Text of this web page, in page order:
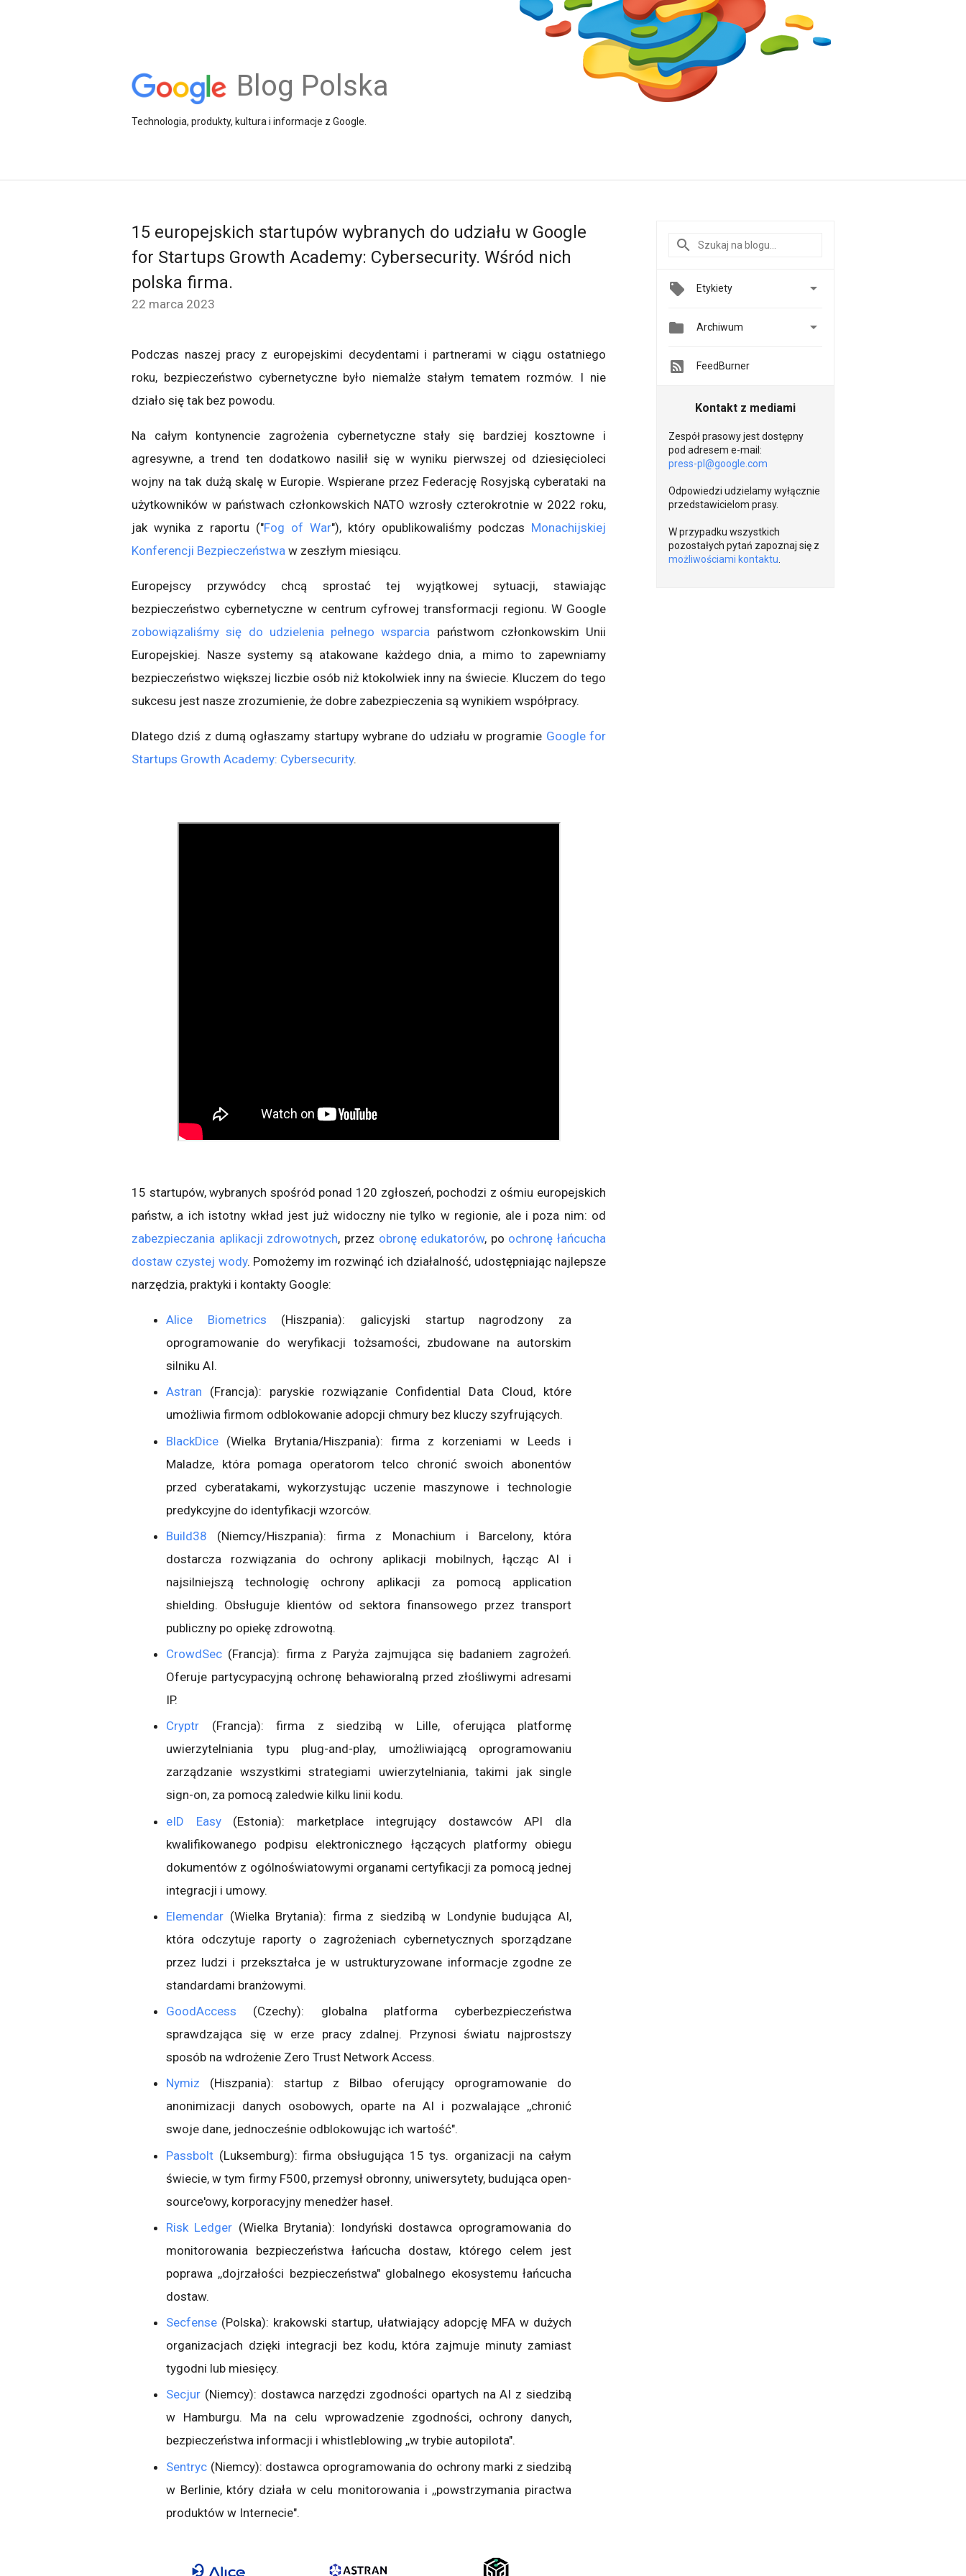
Blog Polska
Technologia, produkty, kultura i informacje z Google.
15 europejskich startupów wybranych do udziału w Google
for Startups Growth Academy: Cybersecurity. Wśród nich
polska firma.
22 marca 2023
Podczas naszej pracy z europejskimi decydentami i partnerami w ciągu ostatniego
roku, bezpieczeństwo cybernetyczne było niemalże stałym tematem rozmów. I nie
działo się tak bez powodu.
Na całym kontynencie zagrożenia cybernetyczne stały się bardziej kosztowne i
agresywne, a trend ten dodatkowo nasilił się w wyniku pierwszej od dziesięcioleci
wojny na tak dużą skalę w Europie. Wspierane przez Federację Rosyjską cyberataki na
użytkowników w państwach członkowskich NATO wzrosły czterokrotnie w 2022 roku,
jak wynika z raportu ("Fog of War"), który opublikowaliśmy podczas Monachijskiej
Konferencji Bezpieczeństwa w zeszłym miesiącu.
Europejscy przywódcy chcą sprostać tej wyjątkowej sytuacji, stawiając
bezpieczeństwo cybernetyczne w centrum cyfrowej transformacji regionu. W Google
zobowiązaliśmy się do udzielenia pełnego wsparcia państwom członkowskim Unii
Europejskiej. Nasze systemy są atakowane każdego dnia, a mimo to zapewniamy
bezpieczeństwo większej liczbie osób niż ktokolwiek inny na świecie. Kluczem do tego
sukcesu jest nasze zrozumienie, że dobre zabezpieczenia są wynikiem współpracy.
Dlatego dziś z dumą ogłaszamy startupy wybrane do udziału w programie Google for
Startups Growth Academy: Cybersecurity.
15 startupów, wybranych spośród ponad 120 zgłoszeń, pochodzi z ośmiu europejskich
państw, a ich istotny wkład jest już widoczny nie tylko w regionie, ale i poza nim: od
zabezpieczania aplikacji zdrowotnych, przez obronę edukatorów, po ochronę łańcucha
dostaw czystej wody. Pomożemy im rozwinąć ich działalność, udostępniając najlepsze
narzędzia, praktyki i kontakty Google:
Alice Biometrics (Hiszpania): galicyjski startup nagrodzony za
oprogramowanie do weryfikacji tożsamości, zbudowane na autorskim
silniku AI.
Astran (Francja): paryskie rozwiązanie Confidential Data Cloud, które
umożliwia firmom odblokowanie adopcji chmury bez kluczy szyfrujących.
BlackDice (Wielka Brytania/Hiszpania): firma z korzeniami w Leeds i
Maladze, która pomaga operatorom telco chronić swoich abonentów
przed cyberatakami, wykorzystując uczenie maszynowe i technologie
predykcyjne do identyfikacji wzorców.
Build38 (Niemcy/Hiszpania): firma z Monachium i Barcelony, która
dostarcza rozwiązania do ochrony aplikacji mobilnych, łącząc AI i
najsilniejszą technologię ochrony aplikacji za pomocą application
shielding. Obsługuje klientów od sektora finansowego przez transport
publiczny po opiekę zdrowotną.
CrowdSec (Francja): firma z Paryża zajmująca się badaniem zagrożeń.
Oferuje partycypacyjną ochronę behawioralną przed złośliwymi adresami
IP.
Cryptr (Francja): firma z siedzibą w Lille, oferująca platformę
uwierzytelniania typu plug-and-play, umożliwiającą oprogramowaniu
zarządzanie wszystkimi strategiami uwierzytelniania, takimi jak single
sign-on, za pomocą zaledwie kilku linii kodu.
eID Easy (Estonia): marketplace integrujący dostawców API dla
kwalifikowanego podpisu elektronicznego łączących platformy obiegu
dokumentów z ogólnoświatowymi organami certyfikacji za pomocą jednej
integracji i umowy.
Elemendar (Wielka Brytania): firma z siedzibą w Londynie budująca AI,
która odczytuje raporty o zagrożeniach cybernetycznych sporządzane
przez ludzi i przekształca je w ustrukturyzowane informacje zgodne ze
standardami branżowymi.
GoodAccess (Czechy): globalna platforma cyberbezpieczeństwa
sprawdzająca się w erze pracy zdalnej. Przynosi światu najprostszy
sposób na wdrożenie Zero Trust Network Access.
Nymiz (Hiszpania): startup z Bilbao oferujący oprogramowanie do
anonimizacji danych osobowych, oparte na AI i pozwalające ,,chronić
swoje dane, jednocześnie odblokowując ich wartość".
Passbolt (Luksemburg): firma obsługująca 15 tys. organizacji na całym
świecie, w tym firmy F500, przemysł obronny, uniwersytety, budująca open-
source'owy, korporacyjny menedżer haseł.
Risk Ledger (Wielka Brytania): londyński dostawca oprogramowania do
monitorowania bezpieczeństwa łańcucha dostaw, którego celem jest
poprawa ,,dojrzałości bezpieczeństwa" globalnego ekosystemu łańcucha
dostaw.
Secfense (Polska): krakowski startup, ułatwiający adopcję MFA w dużych
organizacjach dzięki integracji bez kodu, która zajmuje minuty zamiast
tygodni lub miesięcy.
Secjur (Niemcy): dostawca narzędzi zgodności opartych na AI z siedzibą
w Hamburgu. Ma na celu wprowadzenie zgodności, ochrony danych,
bezpieczeństwa informacji i whistleblowing ,,w trybie autopilota".
Sentryc (Niemcy): dostawca oprogramowania do ochrony marki z siedzibą
w Berlinie, który działa w celu monitorowania i ,,powstrzymania piractwa
produktów w Internecie".
Etykiety 
 Archiwum 
FeedBurner
Kontakt z mediami
Zespół prasowy jest dostępny
pod adresem e-mail:
press-pl@google.com
Odpowiedzi udzielamy wyłącznie
przedstawicielom prasy.
W przypadku wszystkich
pozostałych pytań zapoznaj się z
możliwościami kontaktu